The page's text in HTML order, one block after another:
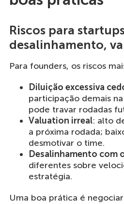
Riscos para
desalinhamento,
Para founders, os riscos
Diluição excessiva
participação demais
pode travar rodadas
Valuation irreal: alto
a próxima rodada;
desmotivar o time.
Desalinhamento com
diferentes sobre
estratégia.
Uma boa prática é